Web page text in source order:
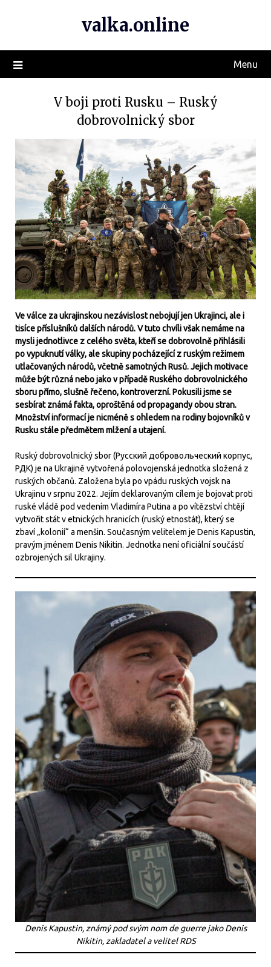
valka.online
Menu
V boji proti Rusku – Ruský
dobrovolnický sbor
Ve válce za ukrajinskou nezávislost nebojují jen Ukrajinci, ale i
tisíce příslušníků dalších národů. V tuto chvíli však nemáme na
mysli jednotlivce z celého světa, kteří se dobrovolně přihlásili
po vypuknutí války, ale skupiny pocházející z ruským režimem
utlačovaných národů, včetně samotných Rusů. Jejich motivace
může být různá nebo jako v případě Ruského dobrovolnického
sboru přímo, slušně řečeno, kontroverzní. Pokusili jsme se
sesbírat známá fakta, oproštěná od propagandy obou stran.
Množství informací je nicméně s ohledem na rodiny bojovníků v
Rusku stále předmětem mlžení a utajení.
Ruský dobrovolnický sbor (Русский добровольческий корпус,
РДК) je na Ukrajině vytvořená polovojenská jednotka složená z
ruských občanů. Založena byla po vpádu ruských vojsk na
Ukrajinu v srpnu 2022. Jejím deklarovaným cílem je bojovat proti
ruské vládě pod vedením Vladimíra Putina a po vítězství chtějí
vytvořit stát v etnických hranicích (ruský etnostát), který se
zbaví „kolonií“ a menšin. Současným velitelem je Denis Kapustin,
pravým jménem Denis Nikitin. Jednotka není oficiální součástí
ozbrojených sil Ukrajiny.
Denis Kapustin, známý pod svým nom de guerre jako Denis
Nikitin, zakladatel a velitel RDS